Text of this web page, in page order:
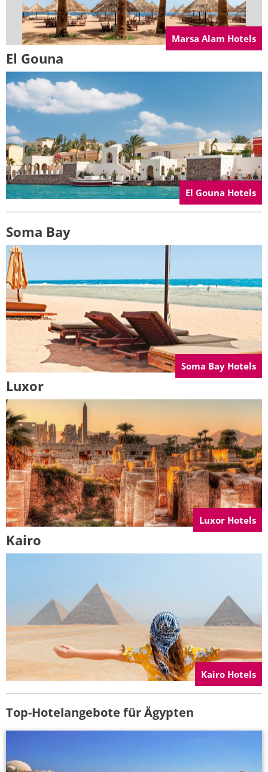
Marsa Alam Hotels
El Gouna
El Gouna Hotels
Soma Bay
Soma Bay Hotels
Luxor
Luxor Hotels
Kairo
Kairo Hotels
Top-Hotelangebote für Ägypten